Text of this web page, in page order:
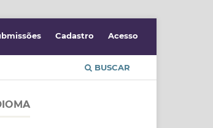
BUSCAR
Cadastro Acesso